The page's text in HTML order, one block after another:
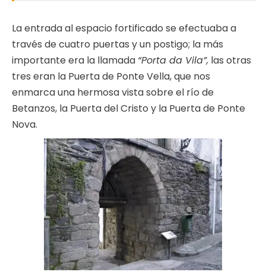
La entrada al espacio fortificado se efectuaba a
través de cuatro puertas y un postigo; la más
importante era la llamada “Porta da Vila”, las otras
tres eran la Puerta de Ponte Vella, que nos
enmarca una hermosa vista sobre el río de
Betanzos, la Puerta del Cristo y la Puerta de Ponte
Nova.